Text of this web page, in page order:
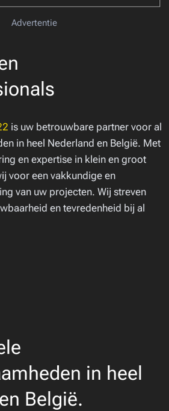
Advertentie
is uw betrouwbare partner voor al
in heel Nederland en België. Met
en expertise in klein en groot
voor een vakkundige en
van uw projecten. Wij streven
en tevredenheid bij al
in heel
België.